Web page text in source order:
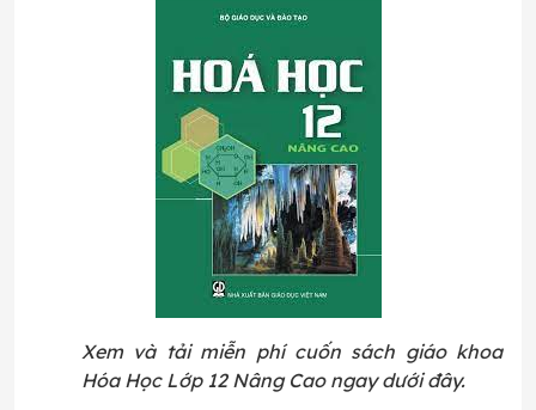
Xem và tải miễn phí cuốn sách giáo khoa
Hóa Học Lớp 12 Nâng Cao ngay dưới đây.